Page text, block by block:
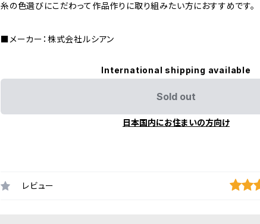
糸の色選びにこだわって作品作りに取り組みたい方におすすめです。
■メーカー：株式会社ルシアン
International shipping available
Sold out
日本国内にお住まいの方向け
レビュー